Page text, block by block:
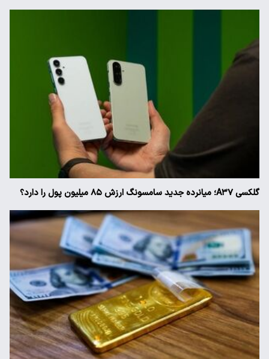
گلکسی A۳۷؛ میانرده جدید سامسونگ ارزش ۸۵ میلیون پول را دارد؟